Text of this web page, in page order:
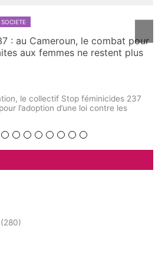
SOCIETE
: au Cameroun, le combat pour
aux femmes ne restent plus
le collectif Stop féminicides 237
l’adoption d’une loi contre les
(280)